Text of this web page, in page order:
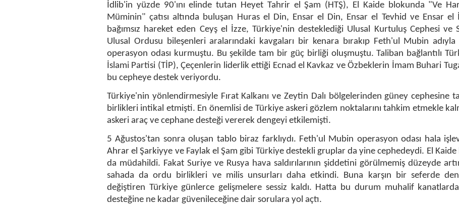
İdlib'in yüzde 90'ını elinde tutan Heyet Tahrir el Şam (HTŞ), El Kaide blokunda "Ve
Müminin" çatısı altında buluşan Huras el Din, Ensar el Din, Ensar el Tevhid ve Ensar el
bağımsız hareket eden Ceyş el İzze, Türkiye'nin desteklediği Ulusal Kurtuluş Cephesi ve
Ulusal Ordusu bileşenleri aralarındaki kavgaları bir kenara bırakıp Feth'ul Mubin
operasyon odası kurmuştu. Bu şekilde tam bir güç birliği oluşmuştu. Taliban bağlantılı
İslami Partisi (TİP), Çeçenlerin liderlik ettiği Ecnad el Kavkaz ve Özbeklerin İmam Buhari
bu cepheye destek veriyordu.
Türkiye'nin yönlendirmesiyle Fırat Kalkanı ve Zeytin Dalı bölgelerinden güney cephesine
birlikleri intikal etmişti. En önemlisi de Türkiye askeri gözlem noktalarını tahkim etmekle
askeri araç ve cephane desteği vererek dengeyi etkilemişti.
5 Ağustos'tan sonra oluşan tablo biraz farklıydı. Feth'ul Mubin operasyon odası hala
Ahrar el Şarkiyye ve Faylak el Şam gibi Türkiye destekli gruplar da yine cephedeydi. El Kaide
da müdahildi. Fakat Suriye ve Rusya hava saldırılarının şiddetini görülmemiş düzeyde
sahada da ordu birlikleri ve milis unsurları daha etkindi. Buna karşın bir seferde
değiştiren Türkiye günlerce gelişmelere sessiz kaldı. Hatta bu durum muhalif
desteğine ne kadar güvenileceğine dair sorulara yol açtı.